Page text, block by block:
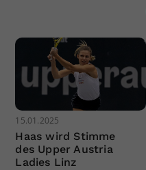
15.01.2025
Haas wird Stimme
des Upper Austria
Ladies Linz